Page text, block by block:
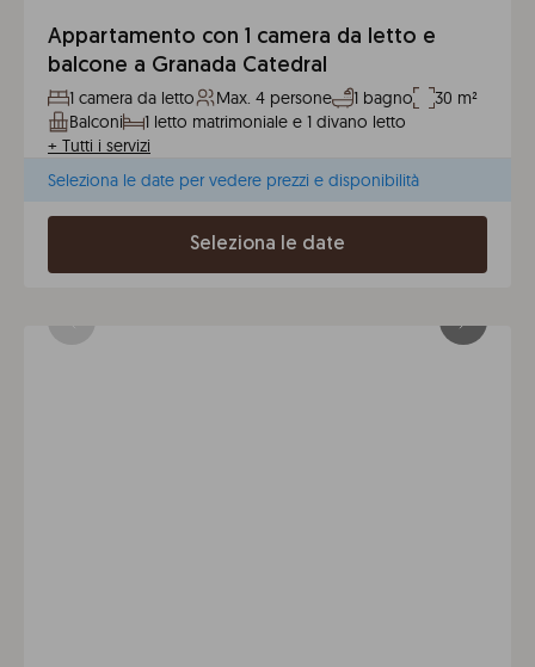
Appartamento con 1 camera da letto e
balcone a Granada Catedral
1 camera da letto Max. 4 persone 1 bagno
30 m²
Balconi
1 letto matrimoniale e 1 divano letto
+ Tutti i servizi
Seleziona le date per vedere prezzi e disponibilità
Seleziona le date